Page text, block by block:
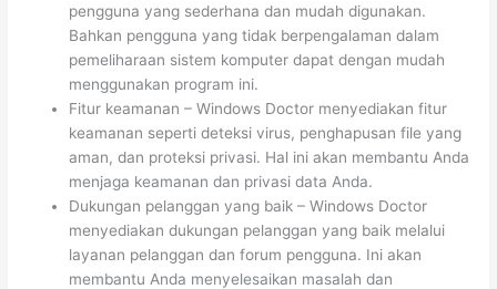
pengguna yang sederhana dan mudah digunakan.
Bahkan pengguna yang tidak berpengalaman dalam
pemeliharaan sistem komputer dapat dengan mudah
menggunakan program ini.
Fitur keamanan – Windows Doctor menyediakan fitur
keamanan seperti deteksi virus, penghapusan file yang
aman, dan proteksi privasi. Hal ini akan membantu Anda
menjaga keamanan dan privasi data Anda.
Dukungan pelanggan yang baik – Windows Doctor
menyediakan dukungan pelanggan yang baik melalui
layanan pelanggan dan forum pengguna. Ini akan
membantu Anda menyelesaikan masalah dan